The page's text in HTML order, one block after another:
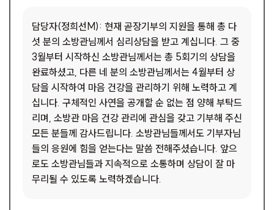
담당자(정희선M): 현재 곧장기부의 지원을 통해 총 다
섯 분의 소방관님께서 심리상담을 받고 계십니다. 그 중
3월부터 시작하신 소방관님께서는 총 5회기의 상담을
완료하셨고, 다른 네 분의 소방관님께서는 4월부터 상
담을 시작하여 마음 건강을 관리하기 위해 노력하고 계
십니다. 구체적인 사연을 공개할 순 없는 점 양해 부탁드
리며, 소방관 마음 건강 관리에 관심을 갖고 기부해 주신
모든 분들께 감사드립니다. 소방관님들께서도 기부자님
들의 응원에 힘을 얻는다는 말씀 전해주셨습니다. 앞으
로도 소방관님들과 지속적으로 소통하며 상담이 잘 마
무리될 수 있도록 노력하겠습니다.